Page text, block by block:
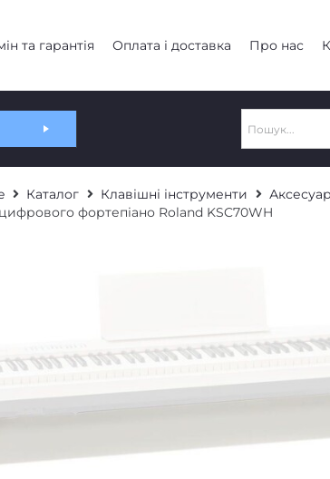
та гарантія Оплата і доставка Про нас
Каталог Клавішні інструменти
фортепіано Roland KSC70WH